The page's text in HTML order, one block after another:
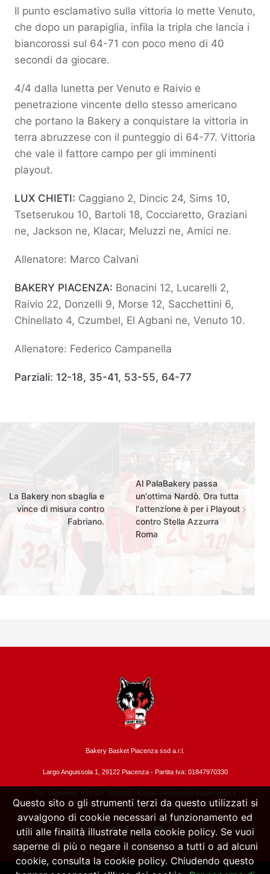
Il punto esclamativo sulla vittoria lo mette Venuto,
che dopo un parapiglia, infila la tripla che lancia i
biancorossi sul 64-71 con poco meno di 40
secondi da giocare.
4/4 dalla lunetta per Venuto e Raivio e
penetrazione vincente dello stesso americano
che portano la Bakery a conquistare la vittoria in
terra abruzzese con il punteggio di 64-77. Vittoria
che vale il fattore campo per gli imminenti
playout.
LUX CHIETI: Caggiano 2, Dincic 24, Sims 10,
Tsetserukou 10, Bartoli 18, Cocciaretto, Graziani
ne, Jackson ne, Klacar, Meluzzi ne, Amici ne.
Allenatore: Marco Calvani
BAKERY PIACENZA: Bonacini 12, Lucarelli 2,
Raivio 22, Donzelli 9, Morse 12, Sacchettini 6,
Chinellato 4, Czumbel, El Agbani ne, Venuto 10.
Allenatore: Federico Campanella
Parziali: 12-18, 35-41, 53-55, 64-77
La Bakery non sbaglia e
vince di misura contro
Fabriano.
Al PalaBakery passa
un'ottima Nardò. Ora tutta
l'attenzione è per i Playout
contro Stella Azzurra
Roma
Bakery Basket Piacenza ssd a.r.l.
Largo Anguissola 1, 29122 Piacenza - Partita Iva: 01847970330
Tel. Segreteria: +39 335.7897040 - E-mail: segreteria@bakerysport.it
Questo sito o gli strumenti terzi da questo utilizzati si
avvalgono di cookie necessari al funzionamento ed
utili alle finalità illustrate nella cookie policy. Se vuoi
saperne di più o negare il consenso a tutti o ad alcuni
cookie, consulta la cookie policy. Chiudendo questo